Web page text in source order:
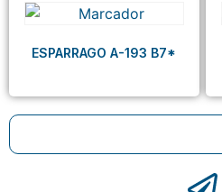
ESPARRAGO A-193 B7*